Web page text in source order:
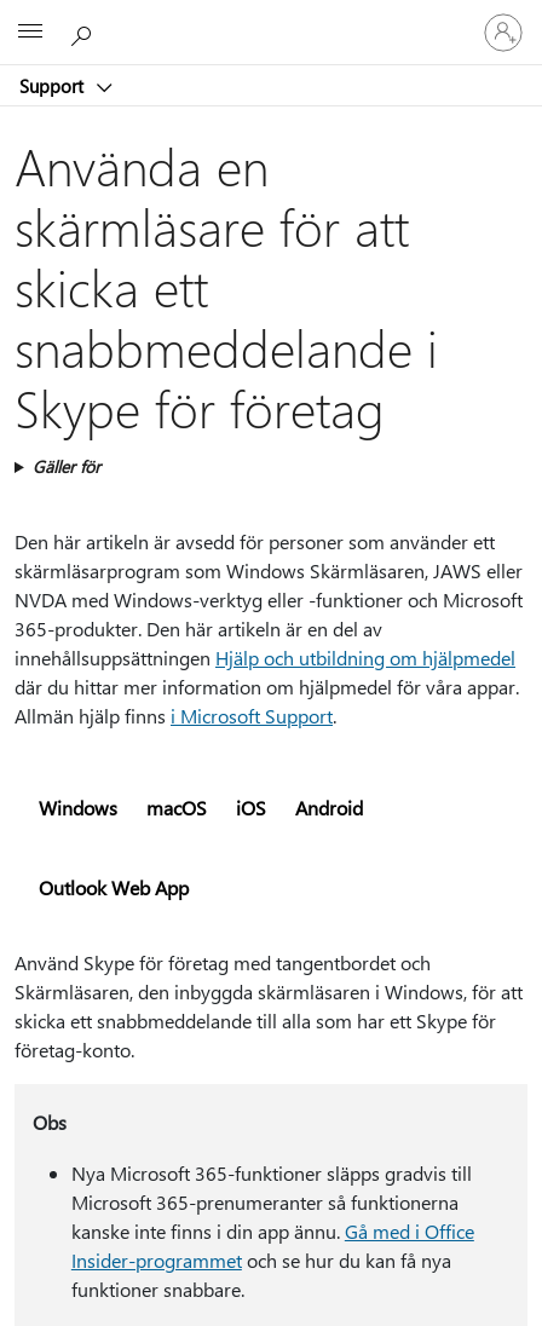
Support
Logga
in
på
konto
Använda en
skärmläsare för att
skicka ett
snabbmeddelande i
Skype för företag
Gäller för
Den här artikeln är avsedd för personer som använder ett
skärmläsarprogram som Windows Skärmläsaren, JAWS eller
NVDA med Windows-verktyg eller -funktioner och Microsoft
365-produkter. Den här artikeln är en del av
innehållsuppsättningen Hjälp och utbildning om hjälpmedel
där du hittar mer information om hjälpmedel för våra appar.
Allmän hjälp finns i Microsoft Support.
Windows macOS iOS Android
Outlook Web App
Använd Skype för företag med tangentbordet och
Skärmläsaren, den inbyggda skärmläsaren i Windows, för att
skicka ett snabbmeddelande till alla som har ett Skype för
företag-konto.
Obs
Nya Microsoft 365-funktioner släpps gradvis till
Microsoft 365-prenumeranter så funktionerna
kanske inte finns i din app ännu.Gå med i Office
Insider-programmetoch se hur du kan få nya
funktioner snabbare.